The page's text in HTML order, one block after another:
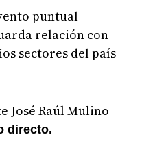
puntual
relación con
sectores del país
José Raúl Mulino
directo.